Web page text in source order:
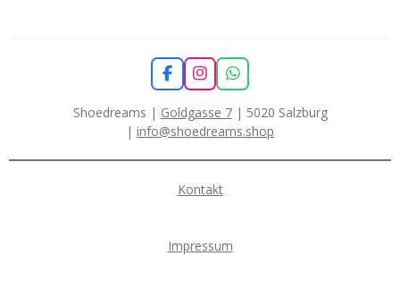
F
a
c
e
b
o
I
n
s
t
a
r
m
W
h
a
t
s
p
Shoedreams | Goldgasse 7| 5020 Salzburg
| info@shoedreams.shop
Kontakt
Impressum